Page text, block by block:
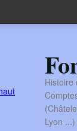
Histoire
Lyon